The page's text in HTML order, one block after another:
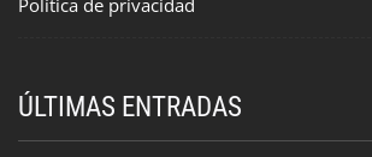
ÚLTIMAS ENTRADAS